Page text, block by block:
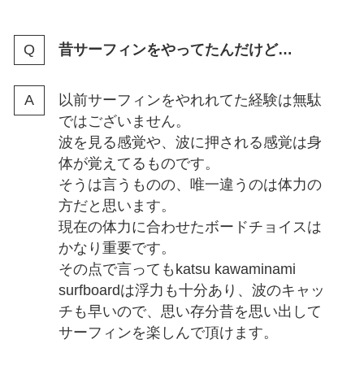
昔サーフィンをやってたんだけど…
以前サーフィンをやれれてた経験は無駄
ではございません。
波を見る感覚や、波に押される感覚は身
体が覚えてるものです。
そうは言うものの、唯一違うのは体力の
方だと思います。
現在の体力に合わせたボードチョイスは
かなり重要です。
その点で言ってもkatsu kawaminami
surfboardは浮力も十分あり、波のキャッ
チも早いので、思い存分昔を思い出して
サーフィンを楽しんで頂けます。